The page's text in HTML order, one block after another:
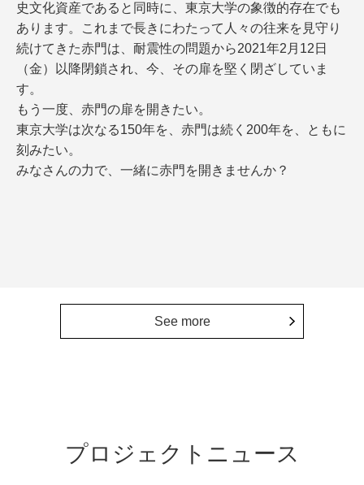
史文化資産であると同時に、東京大学の象徴的存在でも
あります。これまで長きにわたって人々の往来を見守り
続けてきた赤門は、耐震性の問題から2021年2月12日
（金）以降閉鎖され、今、その扉を堅く閉ざしていま
す。
もう一度、赤門の扉を開きたい。
東京大学は次なる150年を、赤門は続く200年を、ともに
刻みたい。
みなさんの力で、一緒に赤門を開きませんか？
See more
プロジェクトニュース